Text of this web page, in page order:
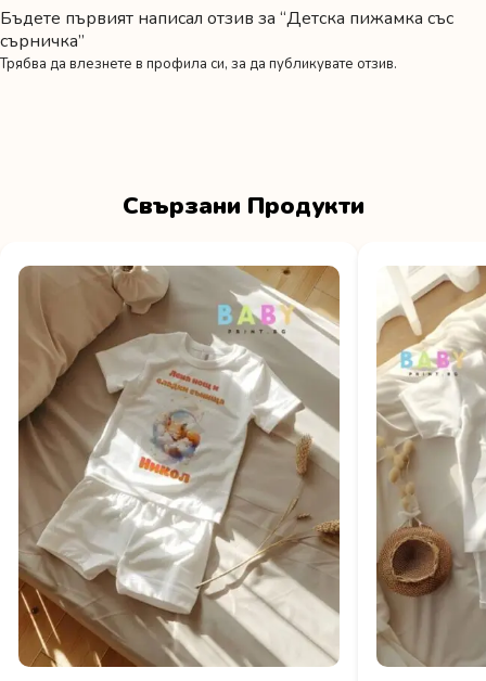
Бъдете първият написал отзив за “Детска пижамка със
сърничка”
Трябва да влезнете в профила си, за да публикувате отзив.
Свързани Продукти